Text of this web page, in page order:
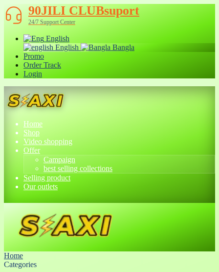
90JILI CLUBsuport
24/7 Support Center
English
English
Bangla
Promo
Order Track
Login
Home
Shop
Video shopping
Offer
Campaign
best selling collections
Selling product
Our outlets
Home
Categories